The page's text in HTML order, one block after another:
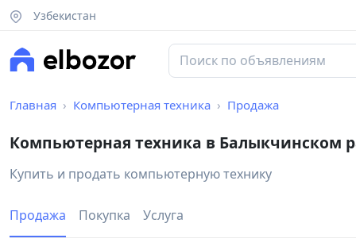
Узбекистан
Главная Компьютерная техника Продажа
Компьютерная техника в Балыкчинском
Купить и продать компьютерную технику
Продажа Покупка Услуга